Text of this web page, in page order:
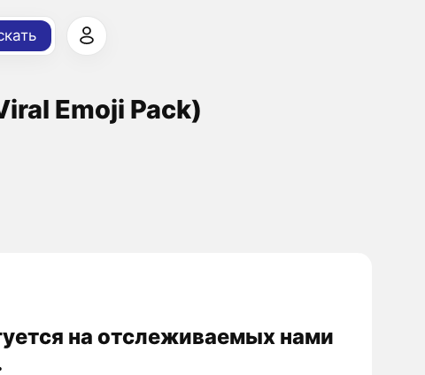
Emoji Pack)
на отслеживаемых нами